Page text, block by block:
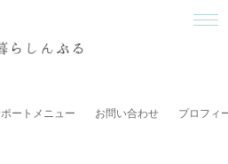
ートメニュー お問い合わせ プロフィ